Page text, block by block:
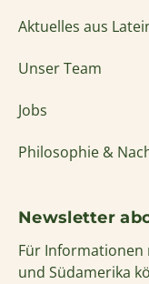
Aktuelles aus
Unser Team
Jobs
Philosophie &
Newsletter
Für Informationen
und Südamerika